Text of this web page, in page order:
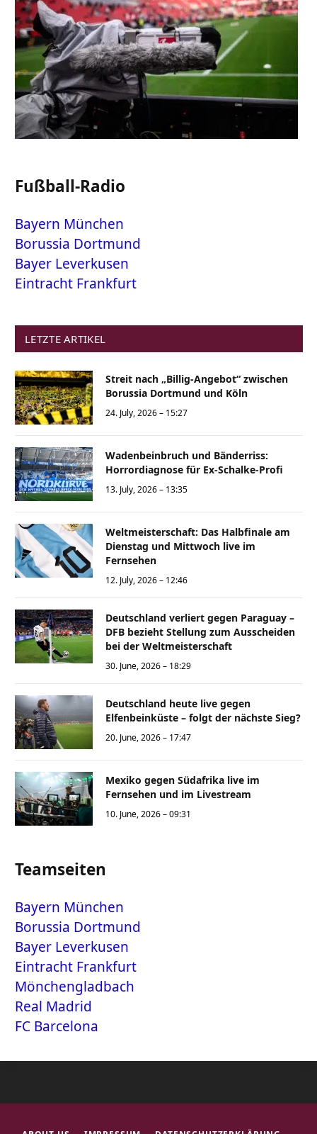
Fußball-Radio
Bayern München
Borussia Dortmund
Bayer Leverkusen
Eintracht Frankfurt
LETZTE ARTIKEL
Streit nach „Billig-Angebot“ zwischen
Borussia Dortmund und Köln
24. July, 2026 – 15:27
Wadenbeinbruch und Bänderriss:
Horrordiagnose für Ex-Schalke-Profi
13. July, 2026 – 13:35
Weltmeisterschaft: Das Halbfinale am
Dienstag und Mittwoch live im
Fernsehen
12. July, 2026 – 12:46
Deutschland verliert gegen Paraguay –
DFB bezieht Stellung zum Ausscheiden
bei der Weltmeisterschaft
30. June, 2026 – 18:29
Deutschland heute live gegen
Elfenbeinküste – folgt der nächste Sieg?
20. June, 2026 – 17:47
Mexiko gegen Südafrika live im
Fernsehen und im Livestream
10. June, 2026 – 09:31
Teamseiten
Bayern München
Borussia Dortmund
Bayer Leverkusen
Eintracht Frankfurt
Mönchengladbach
Real Madrid
FC Barcelona